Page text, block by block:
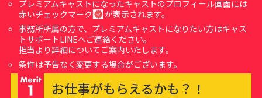
プレミアムキャストになったキャストのプロフィール画面には
赤いチェックマーク
が表示されます。
事務所所属の方で、プレミアムキャストになりたい方はキャス
トサポートLINEへご連絡ください。
担当より詳細についてご案内いたします。
条件は予告なく変更する場合がございます。
お仕事がもらえるかも？！